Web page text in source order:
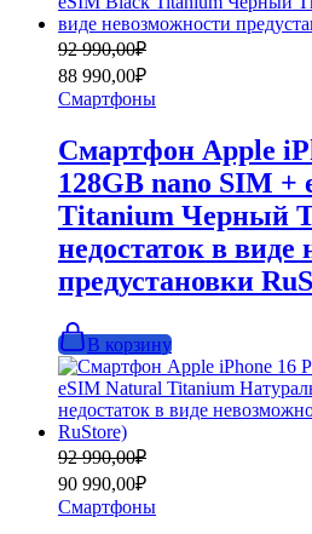
92 990,00₽
Первоначальная
цена
составляла
92
88 990,00₽
Текущая
цена:
88
990,00₽.
Смартфоны
Смартфон Apple
128GB nano SIM +
Titanium Черный
недостаток в виде
предустановки
В корзину
92 990,00₽
Первоначальная
цена
составляла
92
90 990,00₽
Текущая
цена:
90
990,00₽.
Смартфоны